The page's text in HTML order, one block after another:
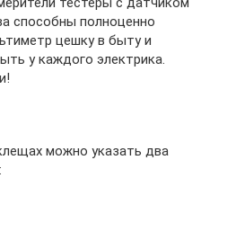
способны полноценно
цешку в быту и
у каждого электрика.
можно указать два